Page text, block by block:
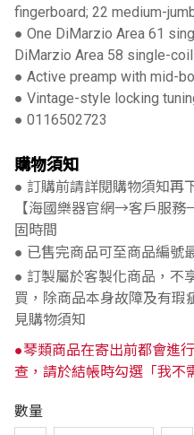
fingerboard; 22 medium-
● One DiMarzio Area 61
DiMarzio Area 58 single-
● Active preamp with mid-
● Vintage-style locking
● 0116502723
購物須知
● 訂購前請詳閱購物須知再
【海國樂器官網→客戶服
固時間
● 已售完商品可至商品編號
● 訂製屬於客製化商品，不
買，除商品本身故障及有瑕
見購物須知
●琴類商品在寄出前都會進
查，請於結帳時勾選「我不
數量